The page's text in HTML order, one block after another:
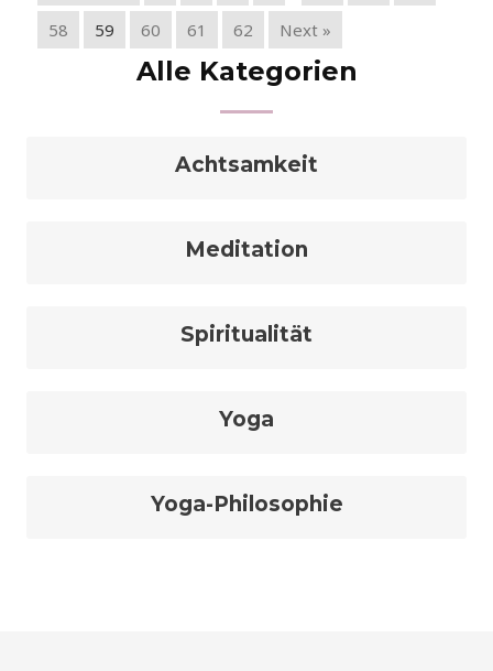
58
59 60 61 62 Next »
Alle Kategorien
Achtsamkeit
Meditation
Spiritualität
Yoga
Yoga-Philosophie